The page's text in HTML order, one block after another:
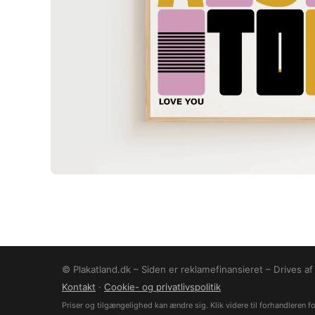
© Plakatland.dk – Siden er reklamefinansieret – Drives af
Kontakt · Cookie- og privatlivspolitik
Priser og tilgængelighed kan ændre sig. Klik videre til forhandleren